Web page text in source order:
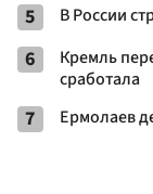
5 В России
6
Кремль
сработала
7 Ермолаев